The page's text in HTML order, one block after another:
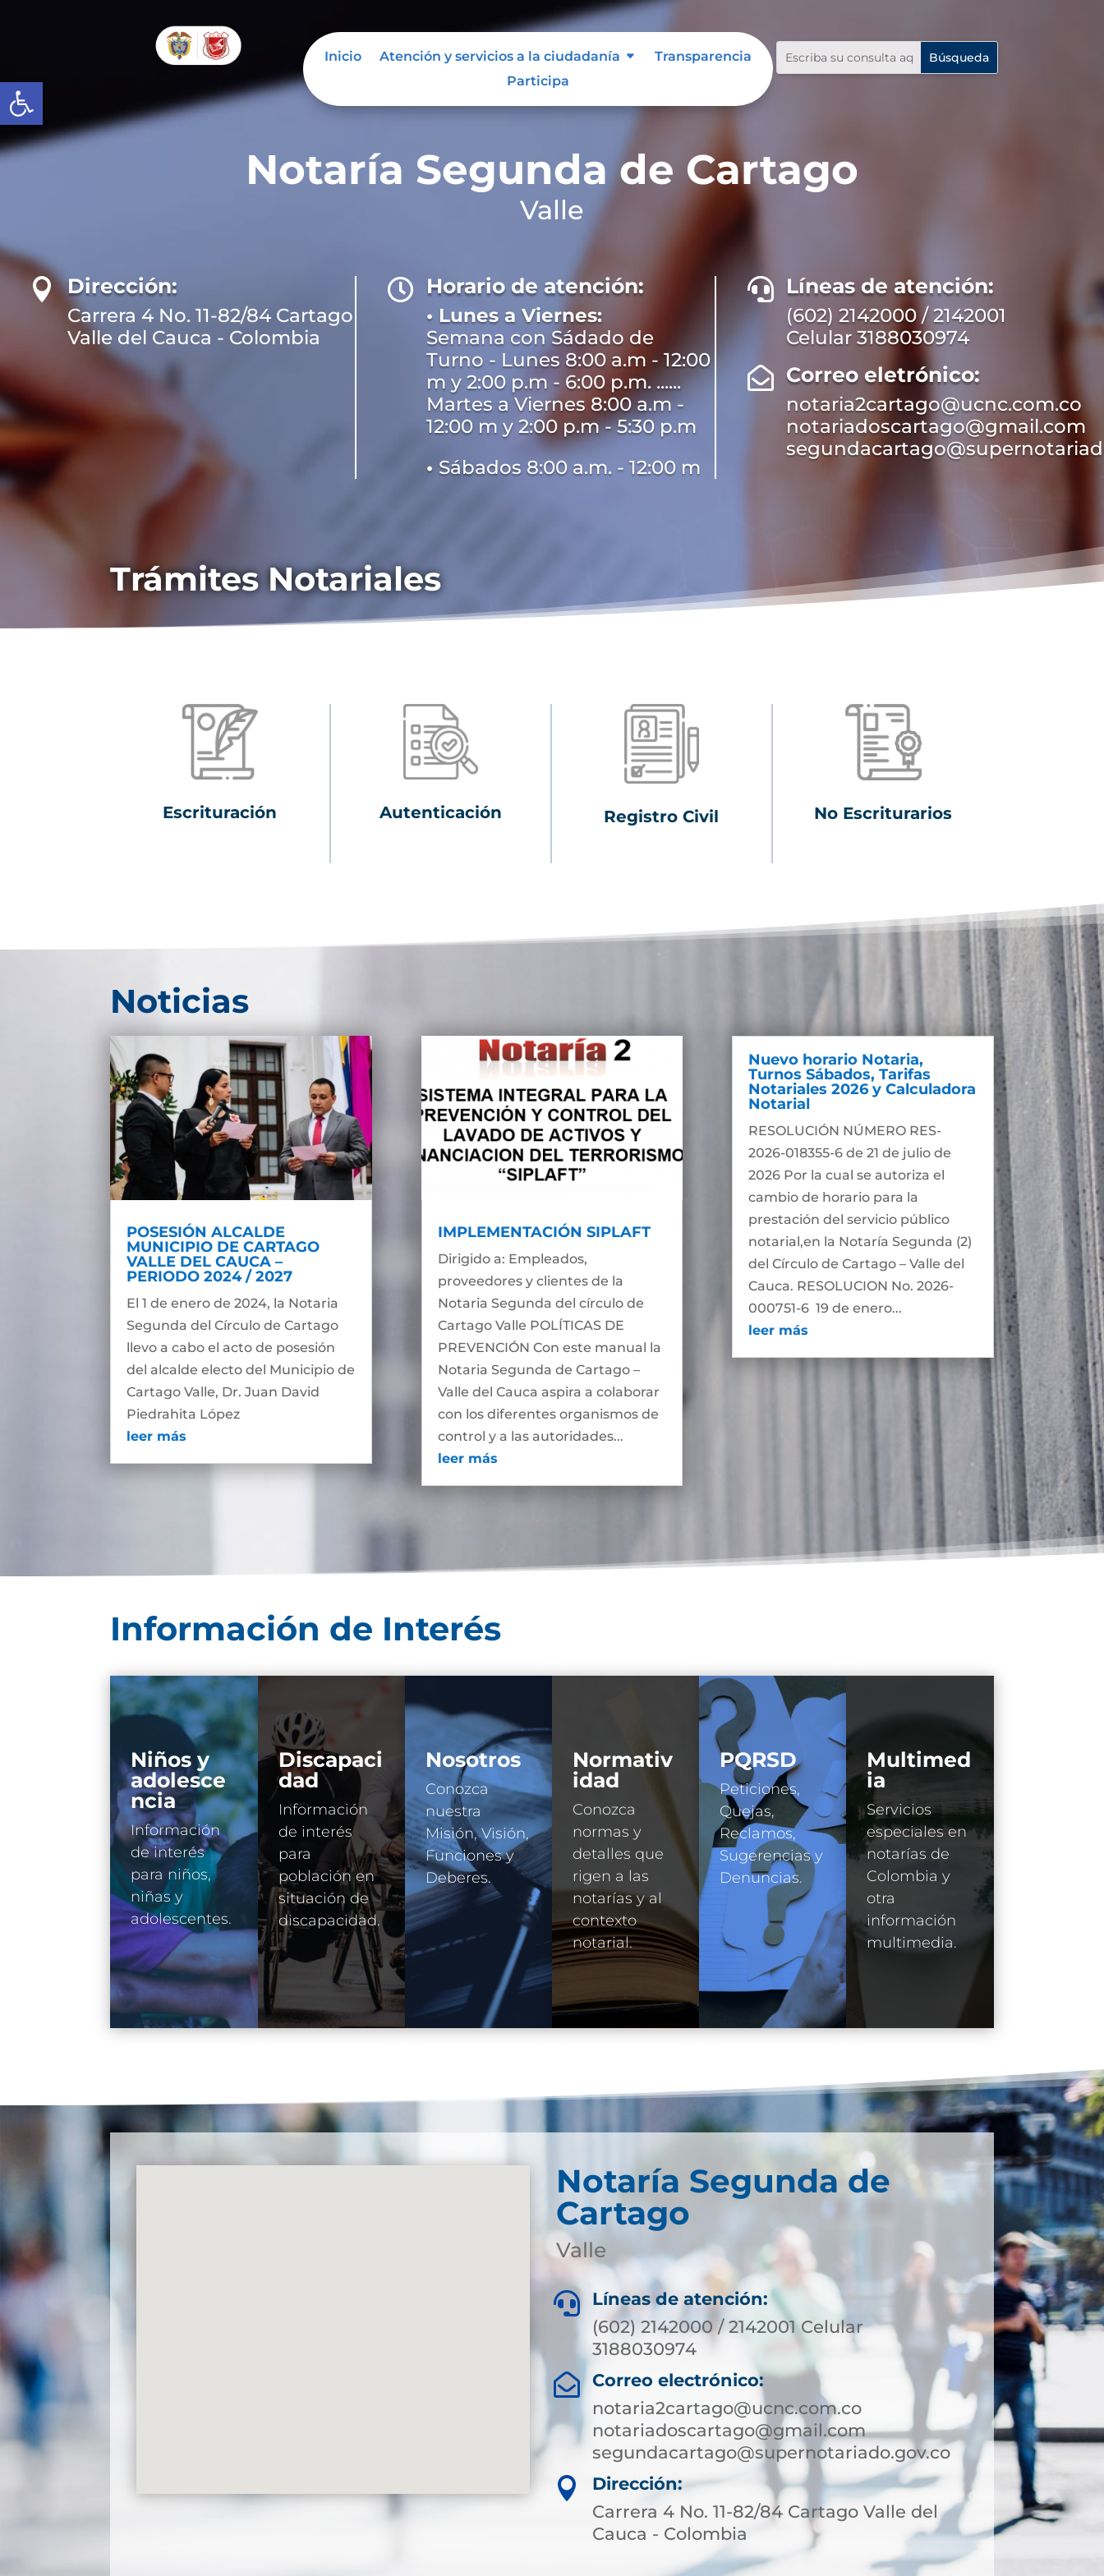
Abrir barra de herramientas
Inicio Atención y servicios a la ciudadanía
Transparencia
Participa
Notaría Segunda de Cartago
Valle
 Dirección:
Carrera 4 No. 11-82/84 Cartago
Valle del Cauca - Colombia
 Horario de atención:
• Lunes a Viernes:
Semana con Sádado de
Turno - Lunes 8:00 a.m - 12:00
m y 2:00 p.m - 6:00 p.m. ......
Martes a Viernes 8:00 a.m -
12:00 m y 2:00 p.m - 5:30 p.m
• Sábados 8:00 a.m. - 12:00 m
 Líneas de atención:
(602) 2142000 / 2142001
Celular 3188030974
 Correo eletrónico:
notaria2cartago@ucnc.com.co
notariadoscartago@gmail.com
Trámites Notariales
Escrituración Autenticación Registro Civil No Escriturarios
Noticias
POSESIÓN ALCALDE
MUNICIPIO DE CARTAGO
VALLE DEL CAUCA –
PERIODO 2024 / 2027
El 1 de enero de 2024, la Notaria
Segunda del Círculo de Cartago
llevo a cabo el acto de posesión
del alcalde electo del Municipio de
Cartago Valle, Dr. Juan David
Piedrahita López
leer más
IMPLEMENTACIÓN SIPLAFT
Dirigido a: Empleados,
proveedores y clientes de la
Notaria Segunda del círculo de
Cartago Valle POLÍTICAS DE
PREVENCIÓN Con este manual la
Notaria Segunda de Cartago –
Valle del Cauca aspira a colaborar
con los diferentes organismos de
control y a las autoridades...
leer más
Nuevo horario Notaria,
Turnos Sábados, Tarifas
Notariales 2026 y Calculadora
Notarial
RESOLUCIÓN NÚMERO RES-
2026-018355-6 de 21 de julio de
2026 Por la cual se autoriza el
cambio de horario para la
prestación del servicio público
notarial,en la Notaría Segunda (2)
del Círculo de Cartago – Valle del
Cauca. RESOLUCION No. 2026-
000751-6 19 de enero...
leer más
Información de Interés
Niños y
adolesce
ncia
Información
de interés
para niños,
niñas y
adolescentes.
Discapaci
dad
Información
de interés
para
población en
situación de
discapacidad.
Nosotros
Conozca
nuestra
Misión, Visión,
Funciones y
Deberes.
Normativ
idad
Conozca
normas y
detalles que
rigen a las
notarías y al
contexto
notarial.
PQRSD
Peticiones,
Quejas,
Reclamos,
Sugerencias y
Denuncias.
Multimed
ia
Servicios
especiales en
notarías de
Colombia y
otra
información
multimedia.
Notaría Segunda de
Cartago
Valle

Líneas de atención:
(602) 2142000 / 2142001 Celular
3188030974

Correo electrónico:
notaria2cartago@ucnc.com.co
notariadoscartago@gmail.com
segundacartago@supernotariado.gov.co

Dirección:
Carrera 4 No. 11-82/84 Cartago Valle del
Cauca - Colombia